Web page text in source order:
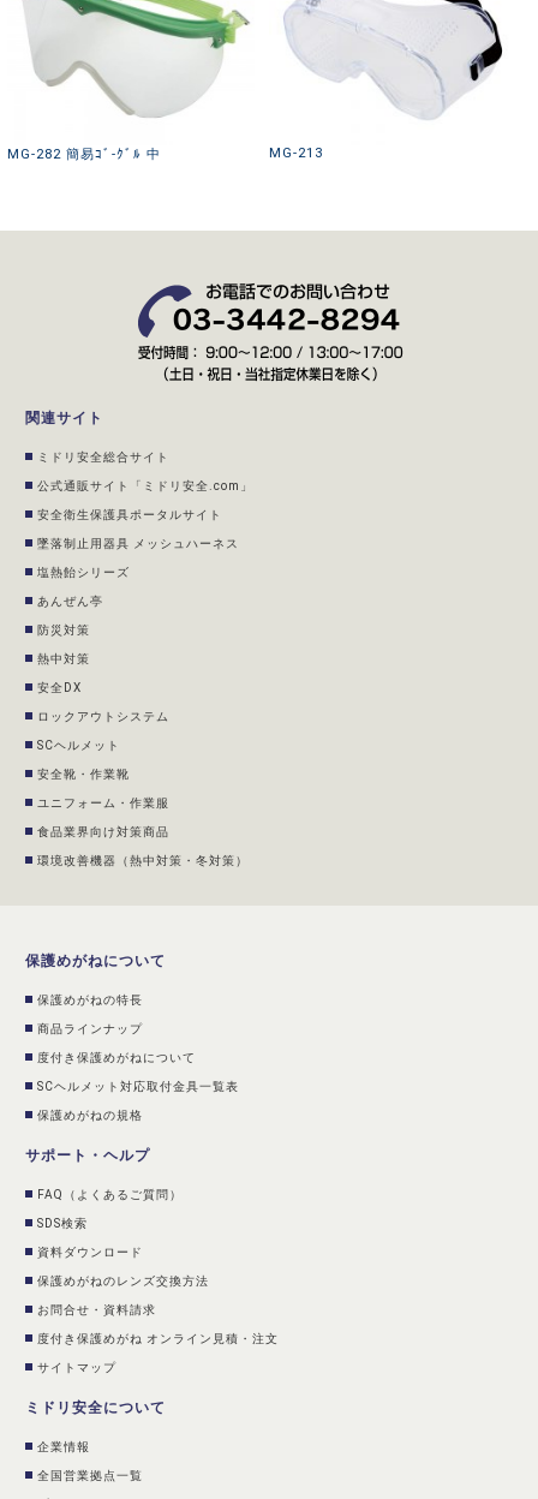
MG-282 簡易ｺﾞ-ｸﾞﾙ 中 MG-213
関連サイト
ミドリ安全総合サイト
公式通販サイト「ミドリ安全.com」
安全衛生保護具ポータルサイト
墜落制止用器具 メッシュハーネス
塩熱飴シリーズ
あんぜん亭
防災対策
熱中対策
安全DX
ロックアウトシステム
SCヘルメット
安全靴・作業靴
ユニフォーム・作業服
食品業界向け対策商品
環境改善機器（熱中対策・冬対策）
保護めがねについて
保護めがねの特長
商品ラインナップ
度付き保護めがねについて
SCヘルメット対応取付金具一覧表
保護めがねの規格
サポート・ヘルプ
FAQ（よくあるご質問）
SDS検索
資料ダウンロード
保護めがねのレンズ交換方法
お問合せ・資料請求
度付き保護めがね オンライン見積・注文
サイトマップ
ミドリ安全について
企業情報
全国営業拠点一覧